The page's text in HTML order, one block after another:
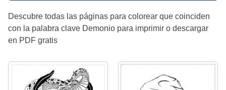
Descubre todas las páginas para colorear que coinciden
con la palabra clave Demonio para imprimir o descargar
en PDF gratis